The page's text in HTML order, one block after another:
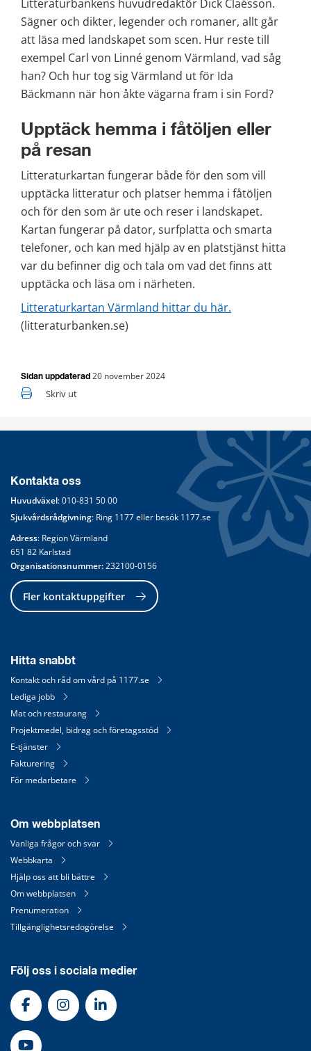
Litteraturbankens huvudredaktör Dick Claésson.
Sägner och dikter, legender och romaner, allt går
att läsa med landskapet som scen. Hur reste till
exempel Carl von Linné genom Värmland, vad såg
han? Och hur tog sig Värmland ut för Ida
Bäckmann när hon åkte vägarna fram i sin Ford?
Upptäck hemma i fåtöljen eller
på resan
Litteraturkartan fungerar både för den som vill
upptäcka litteratur och platser hemma i fåtöljen
och för den som är ute och reser i landskapet.
Kartan fungerar på dator, surfplatta och smarta
telefoner, och kan med hjälp av en platstjänst hitta
var du befinner dig och tala om vad det finns att
upptäcka och läsa om i närheten.
Litteraturkartan Värmland hittar du här.
(litteraturbanken.se)
Sidan uppdaterad 20 november 2024
Skriv ut
Kontakta oss
Huvudväxel: 010-831 50 00
Sjukvårdsrådgivning: Ring 1177 eller besök 1177.se
Adress: Region Värmland
651 82 Karlstad
Organisationsnummer: 232100-0156
Fler kontaktuppgifter
Hitta snabbt
Kontakt och råd om vård på 1177.se
Lediga jobb
Mat och restaurang
Projektmedel, bidrag och företagsstöd
E-tjänster
Fakturering
För medarbetare
Om webbplatsen
Vanliga frågor och svar
Webbkarta
Hjälp oss att bli bättre
Om webbplatsen
Prenumeration
Tillgänglighetsredogörelse
Följ oss i sociala medier